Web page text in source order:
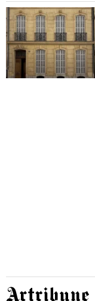
Artribune